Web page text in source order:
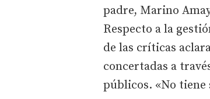
padre, Marino
Respecto a la
de las críticas
concertadas a
públicos. «No tiene